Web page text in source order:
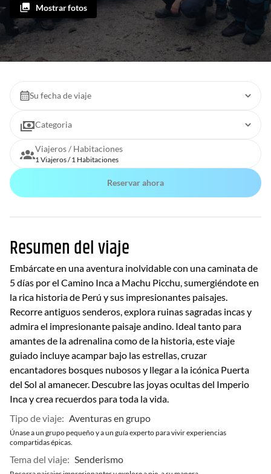
Mostrar fotos
Su fecha de viaje
Categoria
Viajeros / Habitaciones
1 Viajeros / 1 Habitaciones
Reservar ahora
Resumen del viaje
Embárcate en una aventura inolvidable con una caminata de
5 días por el Camino Inca a Machu Picchu, sumergiéndote en
la rica historia de Perú y sus impresionantes paisajes.
Recorre antiguos senderos, explora ruinas sagradas incas y
admira el impresionante paisaje andino. Ideal tanto para
amantes de la adrenalina como de la historia, este viaje
guiado incluye acampar bajo las estrellas, cruzar
encantadores bosques nubosos y llegar a la icónica Puerta
del Sol al amanecer. Descubre las joyas ocultas del Imperio
Inca y crea recuerdos para toda la vida.
Tipo de viaje: Aventuras en grupo
Únase a un grupo pequeño y a un guía experto para vivir experiencias
compartidas épicas.
Tema del viaje: Senderismo